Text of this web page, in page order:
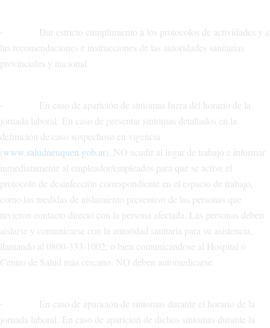
⁃ Dar estricto cumplimiento a los protocolos de actividades y a
las recomendaciones e instrucciones de las autoridades sanitarias
provinciales y nacional.
⁃ En caso de aparición de síntomas fuera del horario de la
jornada laboral: En caso de presentar síntomas detallados en la
definición de caso sospechoso en vigencia
(www.saludneuquen.gob.ar), NO acudir al lugar de trabajo e informar
inmediatamente al empleador/empleados para que se active el
protocolo de desinfección correspondiente en el espacio de trabajo,
como las medidas de aislamiento preventivo de las personas que
tuvieron contacto directo con la persona afectada. Las personas deben
aislarse y comunicarse con la autoridad sanitaria para su asistencia,
llamando al 0800-333-1002; o bien comunicándose al Hospital o
Centro de Salud más cercano. NO deben automedicarse.
⁃ En caso de aparición de síntomas durante el horario de la
jornada laboral. En caso de aparición de dichos síntomas durante la